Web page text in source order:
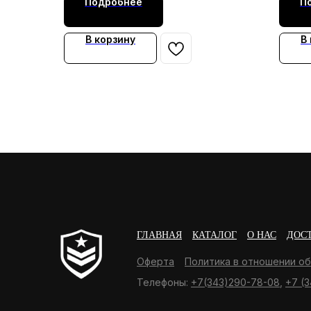
В корзину В
ГЛАВНАЯ КАТАЛОГ О НАС
Оферта Политика в отношении
Телефоны: +7(343)290-78-08 +7